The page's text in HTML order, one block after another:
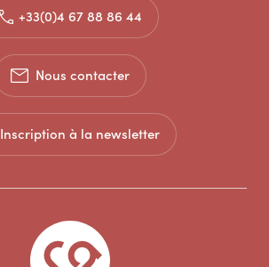
+33(0)4 67 88 86 44
Nous contacter
Inscription à la newsletter